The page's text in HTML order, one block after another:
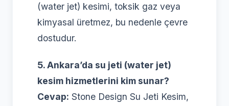
(water jet) kesimi, toksik gaz veya
kimyasal üretmez, bu nedenle çevre
dostudur.
5. Ankara’da su jeti (water jet)
kesim hizmetlerini kim sunar?
Cevap: Stone Design Su Jeti Kesim,